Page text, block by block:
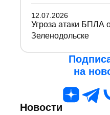
12.07.2026
Угроза атаки БПЛА
Зеленодольске
на
Новости